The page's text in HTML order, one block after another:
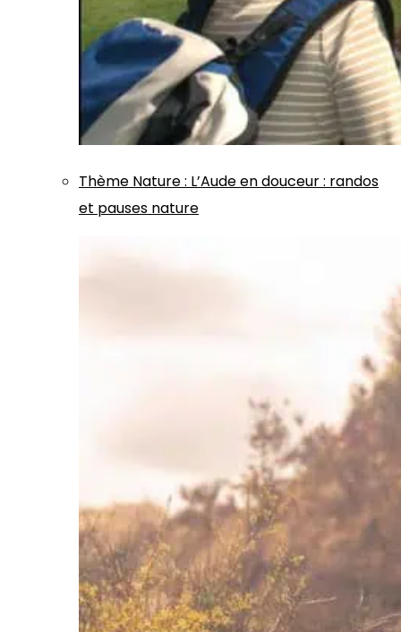
Thème Nature: L’Aude en douceur : randos
et pauses nature